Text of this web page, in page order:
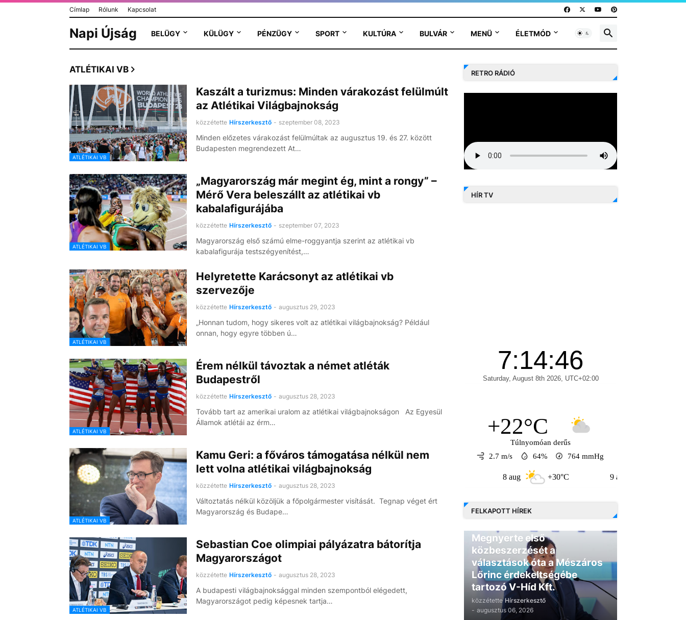
Címlap Rólunk Kapcsolat
Napi Újság BELÜGY KÜLÜGY PÉNZÜGY SPORT KULTÚRA BULVÁR MENÜ ÉLETMÓD
ATLÉTIKAI VB
ATLÉTIKAI VB
Kaszált a turizmus: Minden várakozást felülmúlt
az Atlétikai Világbajnokság
közzétette Hírszerkesztő - szeptember 08, 2023
Minden előzetes várakozást felülmúltak az augusztus 19. és 27. között
Budapesten megrendezett At…
ATLÉTIKAI VB
„Magyarország már megint ég, mint a rongy” –
Mérő Vera beleszállt az atlétikai vb
kabalafigurájába
közzétette Hírszerkesztő - szeptember 07, 2023
Magyarország első számú elme-roggyantja szerint az atlétikai vb
kabalafigurája testszégyenítést,…
ATLÉTIKAI VB
Helyretette Karácsonyt az atlétikai vb
szervezője
közzétette Hírszerkesztő - augusztus 29, 2023
„Honnan tudom, hogy sikeres volt az atlétikai világbajnokság? Például
onnan, hogy egyre többen ú…
ATLÉTIKAI VB
Érem nélkül távoztak a német atléták
Budapestről
közzétette Hírszerkesztő - augusztus 28, 2023
Tovább tart az amerikai uralom az atlétikai világbajnokságon Az Egyesül
Államok atlétái az érm…
ATLÉTIKAI VB
Kamu Geri: a főváros támogatása nélkül nem
lett volna atlétikai világbajnokság
közzétette Hírszerkesztő - augusztus 28, 2023
Változtatás nélkül közöljük a főpolgármester visítását. Tegnap véget ért
Magyarország és Budape…
ATLÉTIKAI VB
Sebastian Coe olimpiai pályázatra bátorítja
Magyarországot
közzétette Hírszerkesztő - augusztus 28, 2023
A budapesti világbajnoksággal minden szempontból elégedett,
Magyarországot pedig képesnek tartja…
RETRO RÁDIÓ
HÍR TV
+22°C
Túlnyomóan derűs
2.7 m/s
64% 764 mmHg
+30°C
FELKAPOTT HÍREK
Megnyerte első
közbeszerzését a
választások óta a Mészáros
Lőrinc érdekeltségébe
tartozó V-Híd Kft.
közzétette Hírszerkesztő
- augusztus 06, 2026